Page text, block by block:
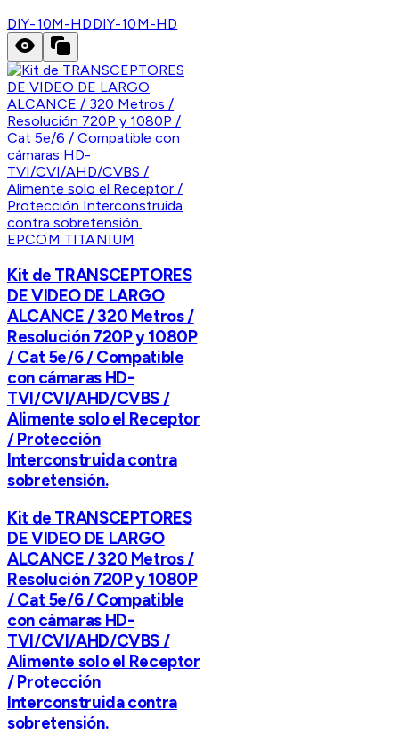
DIY-10M-HDDIY-10M-HD
EPCOM TITANIUM
Kit de TRANSCEPTORES
DE VIDEO DE LARGO
ALCANCE / 320 Metros /
Resolución 720P y 1080P
/ Cat 5e/6 / Compatible
con cámaras HD-
TVI/CVI/AHD/CVBS /
Alimente solo el Receptor
/ Protección
Interconstruida contra
sobretensión.
Kit de TRANSCEPTORES
DE VIDEO DE LARGO
ALCANCE / 320 Metros /
Resolución 720P y 1080P
/ Cat 5e/6 / Compatible
con cámaras HD-
TVI/CVI/AHD/CVBS /
Alimente solo el Receptor
/ Protección
Interconstruida contra
sobretensión.